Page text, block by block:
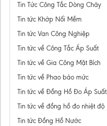
Tin Tức Công Tắc Dòng Chảy
Tin tức Khớp Nối Mềm
Tin tức Van Công Nghiệp
Tin tức về Công Tắc Áp Suất
Tin tức về Gia Công Mặt Bích
Tin tức về Phao báo mức
Tin tức về Đồng Hồ Đo Áp Suất
Tin tức về đồng hồ đo nhiệt độ
Tin tức Đồng Hồ Nước